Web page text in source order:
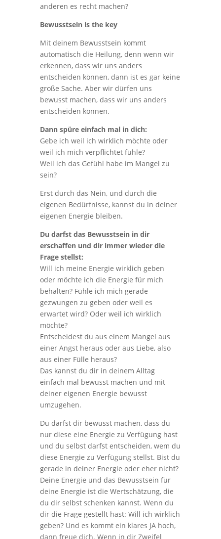
anderen es recht machen?
Bewusstsein is the key
Mit deinem Bewusstsein kommt
automatisch die Heilung, denn wenn wir
erkennen, dass wir uns anders
entscheiden können, dann ist es gar keine
große Sache. Aber wir dürfen uns
bewusst machen, dass wir uns anders
entscheiden können.
Dann spüre einfach mal in dich:
Gebe ich weil ich wirklich möchte oder
weil ich mich verpflichtet fühle?
Weil ich das Gefühl habe im Mangel zu
sein?
Erst durch das Nein, und durch die
eigenen Bedürfnisse, kannst du in deiner
eigenen Energie bleiben.
Du darfst das Bewusstsein in dir
erschaffen und dir immer wieder die
Frage stellst:
Will ich meine Energie wirklich geben
oder möchte ich die Energie für mich
behalten? Fühle ich mich gerade
gezwungen zu geben oder weil es
erwartet wird? Oder weil ich wirklich
möchte?
Entscheidest du aus einem Mangel aus
einer Angst heraus oder aus Liebe, also
aus einer Fülle heraus?
Das kannst du dir in deinem Alltag
einfach mal bewusst machen und mit
deiner eigenen Energie bewusst
umzugehen.
Du darfst dir bewusst machen, dass du
nur diese eine Energie zu Verfügung hast
und du selbst darfst entscheiden, wem du
diese Energie zu Verfügung stellst. Bist du
gerade in deiner Energie oder eher nicht?
Deine Energie und das Bewusstsein für
deine Energie ist die Wertschätzung, die
du dir selbst schenken kannst. Wenn du
dir die Frage gestellt hast: Will ich wirklich
geben? Und es kommt ein klares JA hoch,
dann freue dich. Wenn in dir Zweifel